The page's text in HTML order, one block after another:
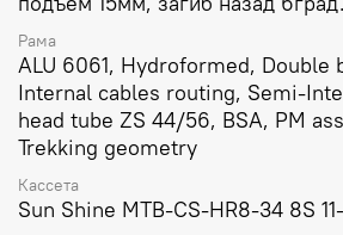
Рама
ALU 6061, Hydroformed, Double
Internal cables routing, Semi-
head tube ZS 44/56, BSA, PM
Trekking geometry
Кассета
Sun Shine MTB-CS-HR8-34 8S